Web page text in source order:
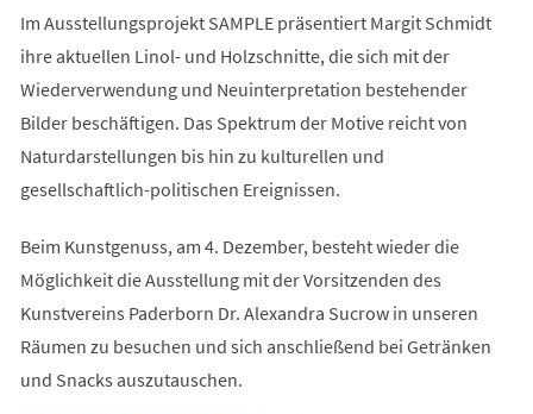
Im Ausstellungsprojekt SAMPLE präsentiert Margit Schmidt
ihre aktuellen Linol- und Holzschnitte, die sich mit der
Wiederverwendung und Neuinterpretation bestehender
Bilder beschäftigen. Das Spektrum der Motive reicht von
Naturdarstellungen bis hin zu kulturellen und
gesellschaftlich-politischen Ereignissen.
Beim Kunstgenuss, am 4. Dezember, besteht wieder die
Möglichkeit die Ausstellung mit der Vorsitzenden des
Kunstvereins Paderborn Dr. Alexandra Sucrow in unseren
Räumen zu besuchen und sich anschließend bei Getränken
und Snacks auszutauschen.